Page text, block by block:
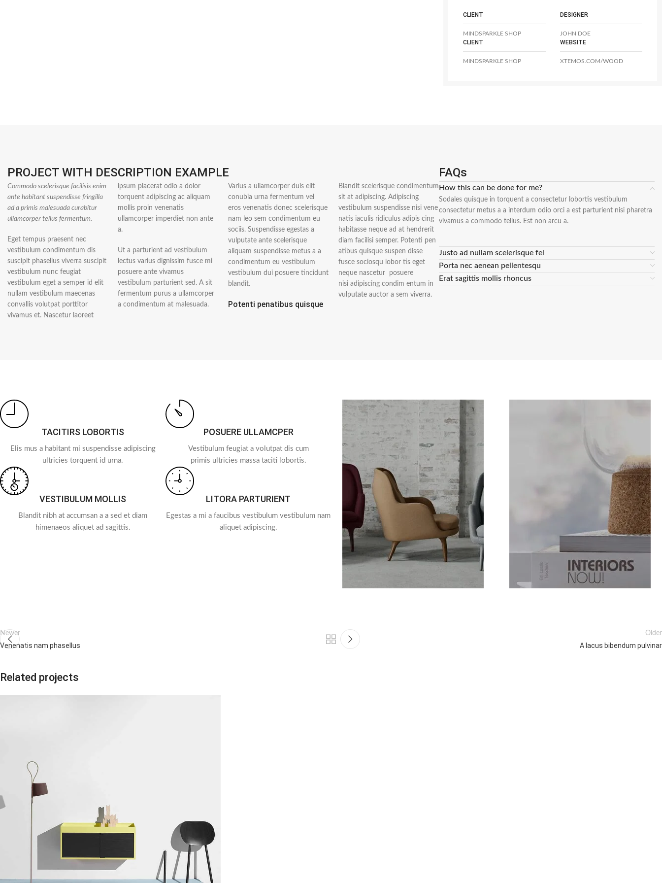
CLIENT
MINDSPARKLE SHOP
DESIGNER
JOHN DOE
CLIENT
MINDSPARKLE SHOP
WEBSITE
XTEMOS.COM/WOOD
PROJECT WITH DESCRIPTION EXAMPLE
Commodo scelerisque facilisis enim
ante habitant suspendisse fringilla
ad a primis malesuada curabitur
ullamcorper tellus fermentum.
Eget tempus praesent nec
vestibulum condimentum dis
suscipit phasellus viverra suscipit
vestibulum nunc feugiat
vestibulum eget a semper id elit
nullam vestibulum maecenas
convallis volutpat porttitor
vivamus et. Nascetur laoreet
ipsum placerat odio a dolor
torquent adipiscing ac aliquam
mollis proin venenatis
ullamcorper imperdiet non ante
a.
Ut a parturient ad vestibulum
lectus varius dignissim fusce mi
posuere ante vivamus
vestibulum parturient sed. A sit
fermentum purus a ullamcorper
a condimentum at malesuada.
Varius a ullamcorper duis elit
conubia urna fermentum vel
eros venenatis donec scelerisque
nam leo sem condimentum eu
sociis. Suspendisse egestas a
vulputate ante scelerisque
aliquam suspendisse metus a a
condimentum eu vestibulum
vestibulum dui posuere tincidunt
blandit.
Potenti penatibus quisque
Blandit scelerisque condimentum
sit at adipiscing. Adipiscing
vestibulum suspendisse nisi vene
natis iaculis ridiculus adipis cing
habitasse neque ad at hendrerit
diam facilisi semper. Potenti pen
atibus quisque suspen disse
fusce sociosqu lobor tis eget
neque nascetur posuere
nisi adipiscing condim entum in
vulputate auctor a sem viverra.
FAQs
How this can be done for me?
Sodales quisque in torquent a consectetur lobortis vestibulum
consectetur metus a a interdum odio orci a est parturient nisi pharetra
vivamus a commodo tellus. Est non arcu a.
Justo ad nullam scelerisque fel
Porta nec aenean pellentesqu
Erat sagittis mollis rhoncus
TACITIRS LOBORTIS
Elis mus a habitant mi suspendisse adipiscing
ultricies torquent id urna.
VESTIBULUM MOLLIS
Blandit nibh at accumsan a a sed et diam
himenaeos aliquet ad sagittis.
POSUERE ULLAMCPER
Vestibulum feugiat a volutpat dis cum
primis ultricies massa taciti lobortis.
LITORA PARTURIENT
Egestas a mi a faucibus vestibulum vestibulum nam
aliquet adipiscing.
Newer
Venenatis nam phasellus
Older
A lacus bibendum pulvinar
Related projects